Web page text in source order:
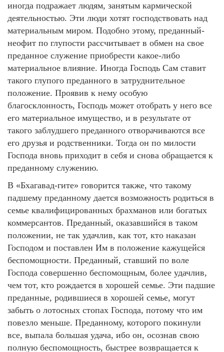
иногда подражает людям, занятым кармической
деятельностью. Эти люди хотят господствовать над
материальным миром. Подобно этому, преданный-
неофит по глупости рассчитывает в обмен на свое
преданное служение приобрести какое-либо
материальное влияние. Иногда Господь Сам ставит
такого глупого преданного в затруднительное
положение. Проявив к нему особую
благосклонность, Господь может отобрать у него все
его материальное имущество, и в результате от
такого заблудшего преданного отворачиваются все
его друзья и родственники. Тогда он по милости
Господа вновь приходит в себя и снова обращается к
преданному служению.
В «Бхагавад-гите» говорится также, что такому
падшему преданному дается возможность родиться в
семье квалифицированных брахманов или богатых
коммерсантов. Преданный, оказавшийся в таком
положении, не так удачлив, как тот, кто наказан
Господом и поставлен Им в положение кажущейся
беспомощности. Преданный, ставший по воле
Господа совершенно беспомощным, более удачлив,
чем тот, кто рождается в хорошей семье. Эти падшие
преданные, родившиеся в хорошей семье, могут
забыть о лотосных стопах Господа, потому что им
повезло меньше. Преданному, которого покинули
все, выпала большая удача, ибо он, осознав свою
полную беспомощность, быстрее возвращается к